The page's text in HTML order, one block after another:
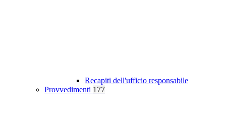
Recapiti dell'ufficio responsabile
Provvedimenti 177